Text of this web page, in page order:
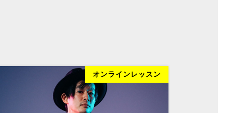
オンラインレッスン